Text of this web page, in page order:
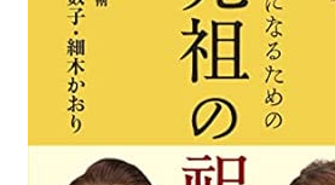
Новости
Оптовый склад